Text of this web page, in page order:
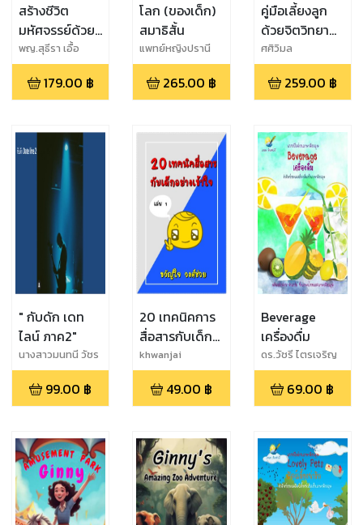
สร้างชีวิต
มหัศจรรย์ด้วย
น้ำนมแม่
พญ.สุธีรา เอื้อ
ไพโรจน์กิจ
179.00 ฿
โลก (ของเด็ก)
สมาธิสั้น
แพทย์หญิงปรานี
ปวีณชนา
265.00 ฿
คู่มือเลี้ยงลูก
ด้วยจิตวิทยา
เด็ก ( Child
Psychology )
ศศิวิมล
259.00 ฿
" กับดัก เดท
ไลน์ ภาค2"
นางสาวมนทนี วัชร
ฤทธิ์
99.00 ฿
20 เทคนิคการ
สื่อสารกับเด็ก
อย่างเข้าใจ
khwanjai
49.00 ฿
Beverage
เครื่องดื่ม
ดร.วัชรี ไตรเจริญ
กุลภักดิ์ จงแจ่ม
69.00 ฿